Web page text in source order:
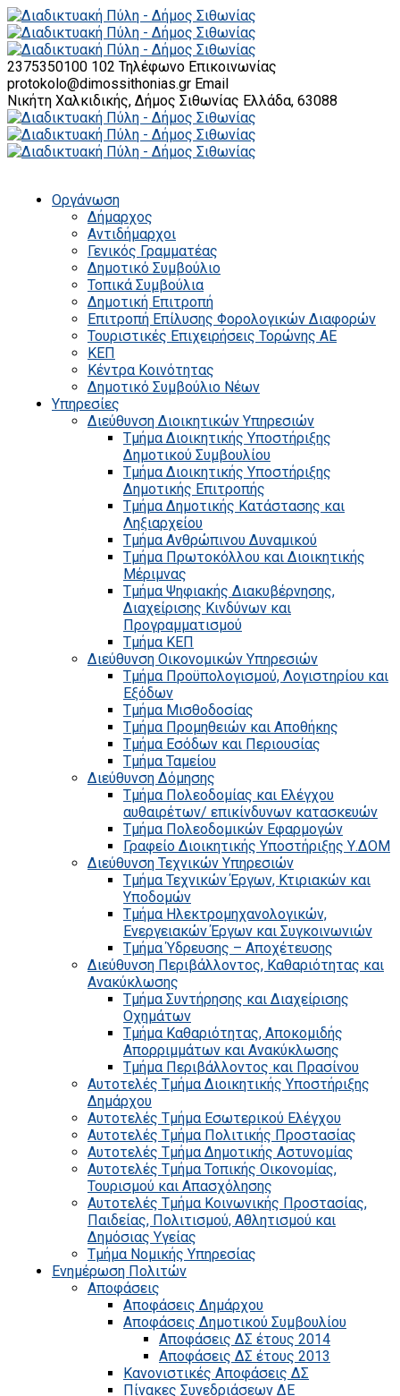
2375350100 102 Τηλέφωνο Επικοινωνίας
protokolo@dimossithonias.gr Email
Νικήτη Χαλκιδικής, Δήμος Σιθωνίας Ελλάδα, 63088
Οργάνωση
Δήμαρχος
Αντιδήμαρχοι
Γενικός Γραμματέας
Δημοτικό Συμβούλιο
Τοπικά Συμβούλια
Δημοτική Επιτροπή
Επιτροπή Επίλυσης Φορολογικών Διαφορών
Τουριστικές Επιχειρήσεις Τορώνης ΑΕ
ΚΕΠ
Κέντρα Κοινότητας
Δημοτικό Συμβούλιο Νέων
Υπηρεσίες
Διεύθυνση Διοικητικών Υπηρεσιών
Τμήμα Διοικητικής Υποστήριξης
Δημοτικού Συμβουλίου
Τμήμα Διοικητικής Υποστήριξης
Δημοτικής Επιτροπής
Τμήμα Δημοτικής Κατάστασης και
Ληξιαρχείου
Τμήμα Ανθρώπινου Δυναμικού
Τμήμα Πρωτοκόλλου και Διοικητικής
Μέριμνας
Τμήμα Ψηφιακής Διακυβέρνησης,
Διαχείρισης Κινδύνων και
Προγραμματισμού
Τμήμα ΚΕΠ
Διεύθυνση Οικονομικών Υπηρεσιών
Τμήμα Προϋπολογισμού, Λογιστηρίου και
Εξόδων
Τμήμα Μισθοδοσίας
Τμήμα Προμηθειών και Αποθήκης
Τμήμα Εσόδων και Περιουσίας
Τμήμα Ταμείου
Διεύθυνση Δόμησης
Τμήμα Πολεοδομίας και Ελέγχου
αυθαιρέτων/ επικίνδυνων κατασκευών
Τμήμα Πολεοδομικών Εφαρμογών
Γραφείο Διοικητικής Υποστήριξης Υ.ΔΟΜ
Διεύθυνση Τεχνικών Υπηρεσιών
Τμήμα Τεχνικών Έργων, Κτιριακών και
Υποδομών
Τμήμα Ηλεκτρομηχανολογικών,
Ενεργειακών Έργων και Συγκοινωνιών
Τμήμα Ύδρευσης – Αποχέτευσης
Διεύθυνση Περιβάλλοντος, Καθαριότητας και
Ανακύκλωσης
Τμήμα Συντήρησης και Διαχείρισης
Οχημάτων
Τμήμα Καθαριότητας, Αποκομιδής
Απορριμμάτων και Ανακύκλωσης
Τμήμα Περιβάλλοντος και Πρασίνου
Αυτοτελές Τμήμα Διοικητικής Υποστήριξης
Δημάρχου
Αυτοτελές Τμήμα Εσωτερικού Ελέγχου
Αυτοτελές Τμήμα Πολιτικής Προστασίας
Αυτοτελές Τμήμα Δημοτικής Αστυνομίας
Αυτοτελές Τμήμα Τοπικής Οικονομίας,
Τουρισμού και Απασχόλησης
Αυτοτελές Τμήμα Κοινωνικής Προστασίας,
Παιδείας, Πολιτισμού, Αθλητισμού και
Δημόσιας Υγείας
Τμήμα Νομικής Υπηρεσίας
Ενημέρωση Πολιτών
Αποφάσεις
Αποφάσεις Δημάρχου
Αποφάσεις Δημοτικού Συμβουλίου
Αποφάσεις ΔΣ έτους 2014
Αποφάσεις ΔΣ έτους 2013
Κανονιστικές Αποφάσεις ΔΣ
Πίνακες Συνεδριάσεων ΔΕ